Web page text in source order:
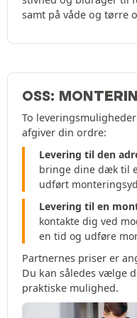
samt på våde og tørre
OSS:
To
afgiver din ordre:
Levering til den
bringe dine dæk til
udført
Levering til en
kontakte dig ved
en tid og udføre
Partnernes priser er
Du kan således vælge
praktiske mulighed.